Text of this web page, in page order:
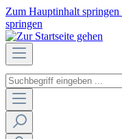
Zum Hauptinhalt springen
springen